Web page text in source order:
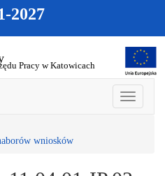
2027
Pracy w Katowicach
wniosków